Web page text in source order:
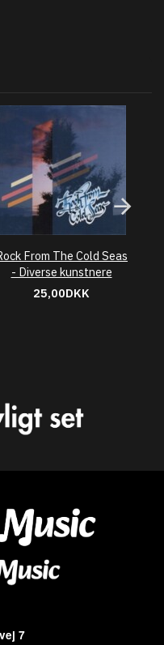
From The Cold Seas
- Diverse kunstnere
25,00DKK
7